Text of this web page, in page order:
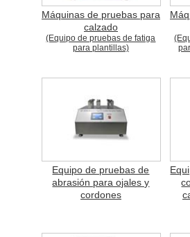
Máquinas de pruebas para
calzado
(Equipo de pruebas de fatiga
para plantillas)
Equipo de pruebas de
abrasión para ojales y
cordones